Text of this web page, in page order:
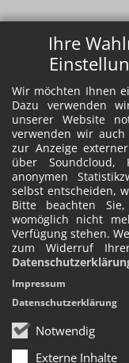
Ihre
Wir möchten Ihnen
Dazu verwenden
unserer Website
verwenden wir auch
zur Anzeige
über
anonymen
selbst entscheiden,
Bitte beachten
womöglich nicht
Verfügung stehen.
zum Widerruf
Notwendig
Externe Inhalte
Impressum
Datenschutzerklärung